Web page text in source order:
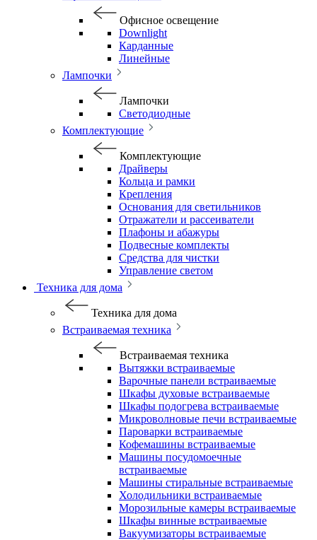
Офисное освещение
Downlight
Карданные
Линейные
Лампочки
Лампочки
Светодиодные
Комплектующие
Комплектующие
Драйверы
Кольца и рамки
Крепления
Основания для светильников
Отражатели и рассеиватели
Плафоны и абажуры
Подвесные комплекты
Средства для чистки
Управление светом
Техника для дома
Техника для дома
Встраиваемая техника
Встраиваемая техника
Вытяжки встраиваемые
Варочные панели встраиваемые
Шкафы духовые встраиваемые
Шкафы подогрева встраиваемые
Микроволновые печи встраиваемые
Пароварки встраиваемые
Кофемашины встраиваемые
Машины посудомоечные
встраиваемые
Машины стиральные встраиваемые
Холодильники встраиваемые
Морозильные камеры встраиваемые
Шкафы винные встраиваемые
Вакуумизаторы встраиваемые